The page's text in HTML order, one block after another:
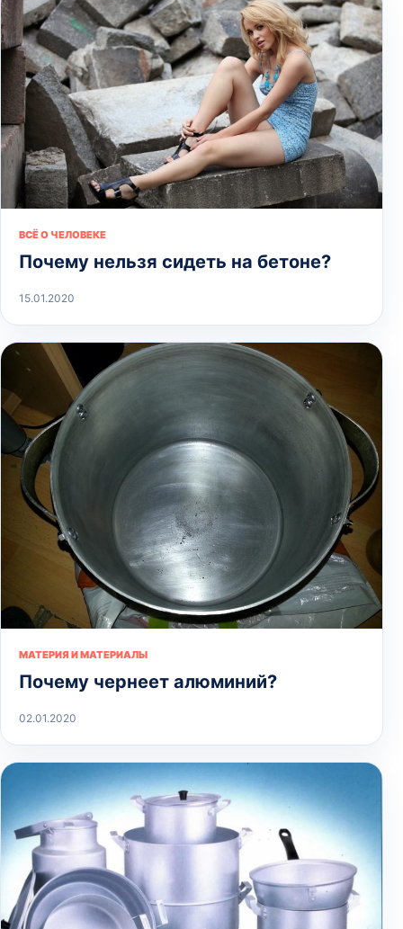
ВСЁ О ЧЕЛОВЕКЕ
Почему нельзя сидеть на бетоне?
15.01.2020
МАТЕРИЯ И МАТЕРИАЛЫ
Почему чернеет алюминий?
02.01.2020